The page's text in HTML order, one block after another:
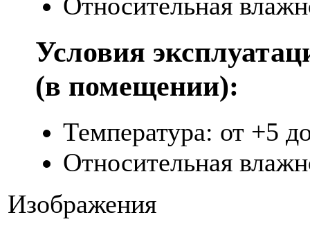
Условия
(в помещении):
Температура: от +5
Относительная
Изображения